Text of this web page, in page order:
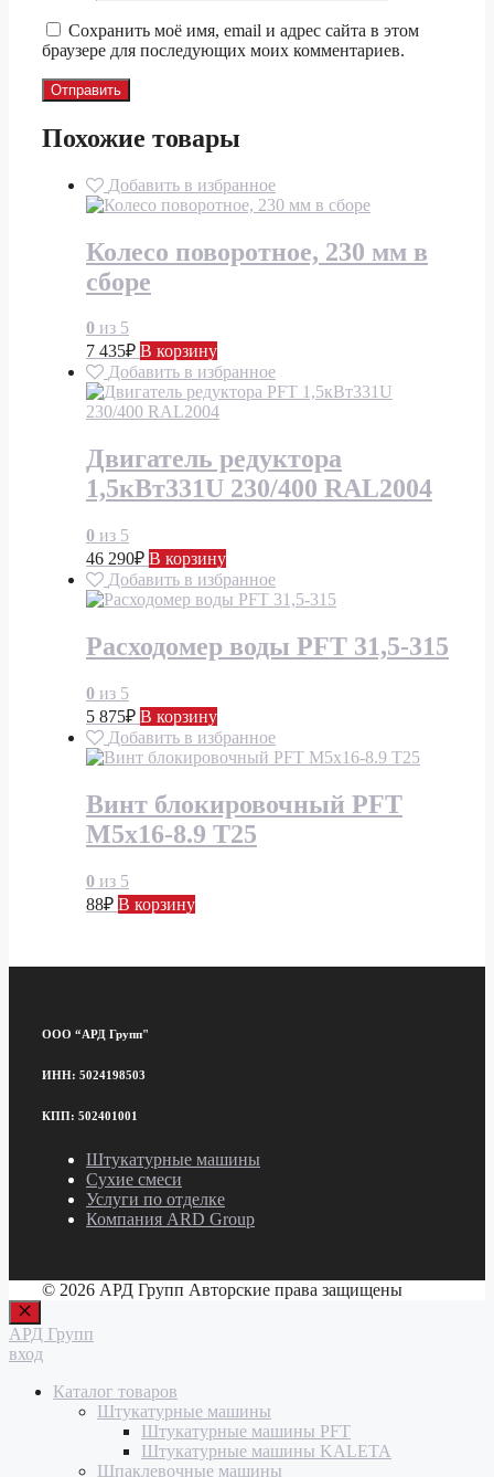
Сохранить моё имя, email и адрес сайта в этом
браузере для последующих моих комментариев.
Похожие товары
Добавить в избранное
Колесо поворотное, 230 мм в
сборе
0 из 5
7 435₽ В корзину
Добавить в избранное
Двигатель редуктора
1,5кВт331U 230/400 RAL2004
0 из 5
46 290₽ В корзину
Добавить в избранное
Расходомер воды PFT 31,5-315
0 из 5
5 875₽ В корзину
Добавить в избранное
Винт блокировочный PFT
M5x16-8.9 T25
0 из 5
88₽ В корзину
ООО “АРД Групп"
ИНН: 5024198503
КПП: 502401001
Штукатурные машины
Сухие смеси
Услуги по отделке
Компания ARD Group
© 2026 АРД Групп Авторские права защищены
Закрыть
АРД Групп
вход
Каталог товаров
Штукатурные машины
Штукатурные машины PFT
Штукатурные машины KALETA
Шпаклевочные машины